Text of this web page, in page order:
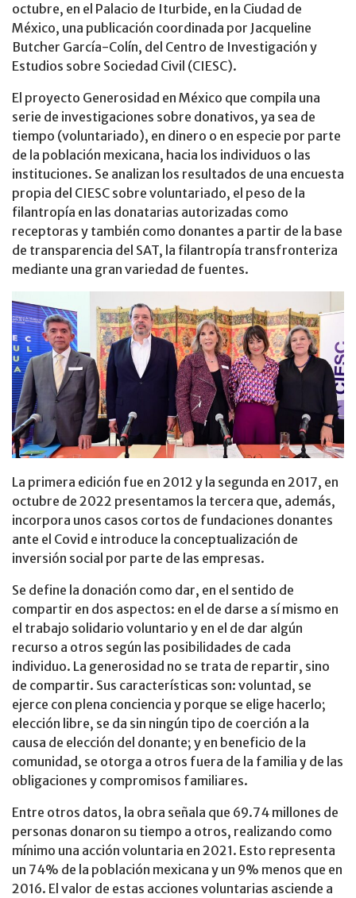
octubre, en el Palacio de Iturbide, en la Ciudad de
México, una publicación coordinada por Jacqueline
Butcher García-Colín, del Centro de Investigación y
Estudios sobre Sociedad Civil (CIESC).
El proyecto Generosidad en México que compila una
serie de investigaciones sobre donativos, ya sea de
tiempo (voluntariado), en dinero o en especie por parte
de la población mexicana, hacia los individuos o las
instituciones. Se analizan los resultados de una encuesta
propia del CIESC sobre voluntariado, el peso de la
filantropía en las donatarias autorizadas como
receptoras y también como donantes a partir de la base
de transparencia del SAT, la filantropía transfronteriza
mediante una gran variedad de fuentes.
La primera edición fue en 2012 y la segunda en 2017, en
octubre de 2022 presentamos la tercera que, además,
incorpora unos casos cortos de fundaciones donantes
ante el Covid e introduce la conceptualización de
inversión social por parte de las empresas.
Se define la donación como dar, en el sentido de
compartir en dos aspectos: en el de darse a sí mismo en
el trabajo solidario voluntario y en el de dar algún
recurso a otros según las posibilidades de cada
individuo. La generosidad no se trata de repartir, sino
de compartir. Sus características son: voluntad, se
ejerce con plena conciencia y porque se elige hacerlo;
elección libre, se da sin ningún tipo de coerción a la
causa de elección del donante; y en beneficio de la
comunidad, se otorga a otros fuera de la familia y de las
obligaciones y compromisos familiares.
Entre otros datos, la obra señala que 69.74 millones de
personas donaron su tiempo a otros, realizando como
mínimo una acción voluntaria en 2021. Esto representa
un 74% de la población mexicana y un 9% menos que en
2016. El valor de estas acciones voluntarias asciende a